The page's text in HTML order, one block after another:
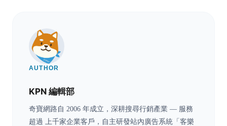
AUTHOR
KPN 編輯部
奇寶網路自 2006 年成立，深耕搜尋行銷產業 — 服務
超過 上千家企業客戶，自主研發站內廣告系統「客樂